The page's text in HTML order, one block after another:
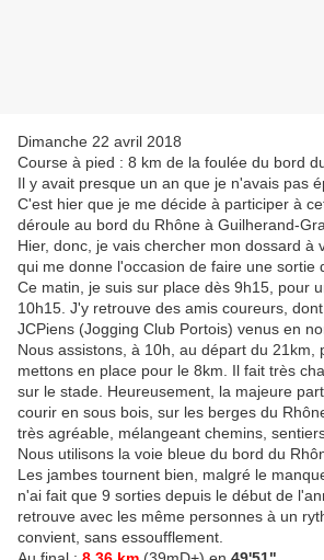
Dimanche 22 avril 2018
Course à pied : 8 km de la foulée du bord
Il y avait presque un an que je n'avais pas
C'est hier que je me décide à participer à
déroule au bord du Rhône à Guilherand-
Hier, donc, je vais chercher mon dossard à
qui me donne l'occasion de faire une sortie
Ce matin, je suis sur place dès 9h15, pour
10h15. J'y retrouve des amis coureurs,
JCPiens (Jogging Club Portois) venus en
Nous assistons, à 10h, au départ du 21km,
mettons en place pour le 8km. Il fait très
sur le stade. Heureusement, la majeure
courir en sous bois, sur les berges du
très agréable, mélangeant chemins,
Nous utilisons la voie bleue du bord du
Les jambes tournent bien, malgré le
n'ai fait que 9 sorties depuis le début de
retrouve avec les même personnes à un
convient, sans essoufflement.